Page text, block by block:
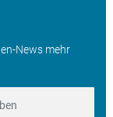
News mehr